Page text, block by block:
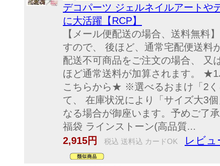
デコパーツ ジェルネイルアートや
に大活躍【RCP】
【メール便配送の場合、送料無
すので、 後ほど、通常宅配便送
配送不可商品をご注文の場合、 又
ほど通常送料が加算されます。
こちらから★ ※選べるおまけ「2く
て、 在庫状況により「サイズ大3
なる場合が御座います。予めご了
福袋 ラインストーン(高品質...
2,915円
税込 送料込 カードOK レビュ